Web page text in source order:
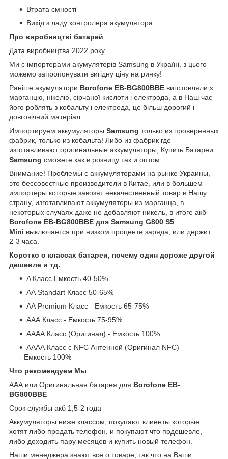
Втрата ємності
Вихід з ладу контролера акумулятора
Про виробництві батарей
Дата виробництва 2022 року
Ми є імпортерами акумуляторів Samsung в Україні, з цього
можемо запропонувати вигідну ціну на ринку!
Раніше акумулятори Borofone EB-BG800BBE виготовляли з
марганцю, нікелю, сірчаної кислоти і електрода, а в Наш час
його роблять з кобальту і електрода, це більш дорогий і
довговічний матеріал.
Импортируем аккумуляторы Samsung только из проверенных
фабрик, только из кобальта! Либо из фабрик где
изготавливают оригинальные аккумуляторы, Купить Батареи
Samsung сможете как в розницу так и оптом.
Внимание! Проблемы с аккумуляторами на рынке Украины,
это бессовестные производители в Китае, или в большем
импортеры которые завозят некачественный товар в Нашу
страну, изготавливают аккумуляторы из марганца, в
некоторых случаях даже не добавляют никель, в итоге акб
Borofone EB-BG800BBE для Samsung G800 S5
Mini выключается при низком проценте заряда, или держит
2-3 часа.
Коротко о классах батареи, почему один дороже другой
дешевле и тд.
A Класс Емкость 40-50%
АА Standart Класс 50-65%
АА Premium Класс - Емкость 65-75%
ААА Класс - Емкость 75-95%
АААА Класс (Оригинал) - Емкость 100%
АААА Класс с NFC Антенной (Оригинал NFC)
- Емкость 100%
Что рекомендуем Мы
ААА или Оригинальная батарея для Borofone EB-
BG800BBE
Срок службы акб 1,5-2 года
Аккумуляторы ниже классом, покупают клиенты которые
хотят либо продать телефон, и покупают что подешевле,
либо доходить пару месяцев и купить новый телефон.
Наши менеджера знают все о товаре, так что на Ваши